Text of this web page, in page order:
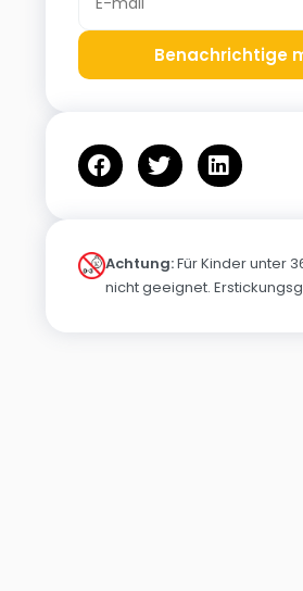
Benachrichtige
Achtung:Für Kinder unter
nicht geeignet.